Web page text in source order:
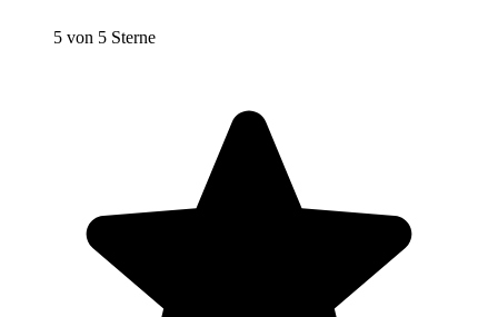
5 von 5 Sterne